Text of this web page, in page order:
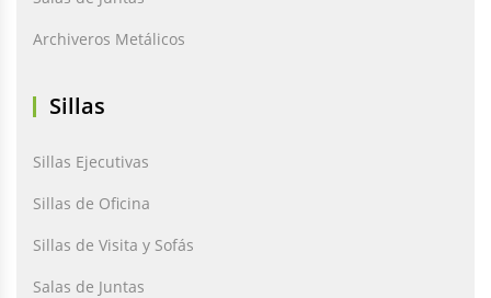
Archiveros Metálicos
Sillas
Sillas Ejecutivas
Sillas de Oficina
Sillas de Visita y Sofás
Salas de Juntas